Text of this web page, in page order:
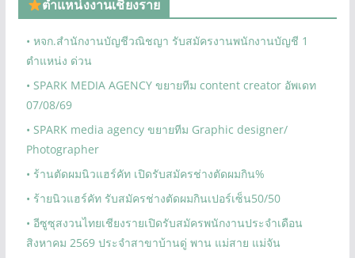
ตำแหน่งงานเชียงราย
• หจก.สำนักงานบัญชีวณิชญา รับสมัครงานพนักงานบัญชี 1
ตำแหน่ง ด่วน
• SPARK MEDIA AGENCY ขยายทีม content creator อัพเดท
07/08/69
• SPARK media agency ขยายทีม Graphic designer/
Photographer
• ร้านตัดผมนิวแฮร์คัท เปิดรับสมัครช่างตัดผมกิน%
• ร้ายนิวแฮร์คัท รับสมัครช่างตัดผมกินเปอร์เซ็น50/50
• อีซูซุสงวนไทยเชียงรายเปิดรับสมัครพนักงานประจำเดือน
สิงหาคม 2569 ประจำสาขาบ้านดู่ พาน แม่สาย แม่จัน